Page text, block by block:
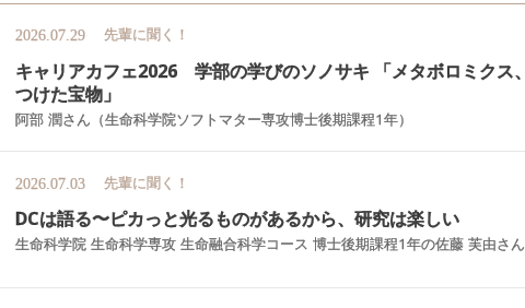
2026.07.29 先輩に聞く！
キャリアカフェ2026学部の学びのソノサキ 「メタボロミクス、
つけた宝物」
阿部 潤さん（生命科学院ソフトマター専攻博士後期課程1年）
2026.07.03 先輩に聞く！
DCは語る〜ピカっと光るものがあるから、研究は楽しい
生命科学院 生命科学専攻 生命融合科学コース 博士後期課程1年の佐藤 芙由さん